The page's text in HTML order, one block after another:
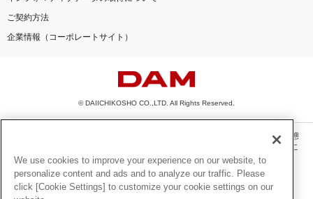
ご契約方法
企業情報（コーポレートサイト）
© DAIICHIKOSHO CO.,LTD. All Rights Reserved.
このサイトに掲載されている一切の文章・画像・写真・動画・音声等を、手段や形態
を問わず、著作権法の定める範囲を超えて無断で複製、転載、ファイル化などするこ
とを禁じます。
楽曲及びコンテンツは、機種によりご利用いただけない場合があります。
楽曲及びコンテンツの配信日、配信内容が変更になる場合があります。
We use cookies to improve your experience on our website, to
personalize content and ads and to analyze our traffic. Please
click [Cookie Settings] to customize your cookie settings on our